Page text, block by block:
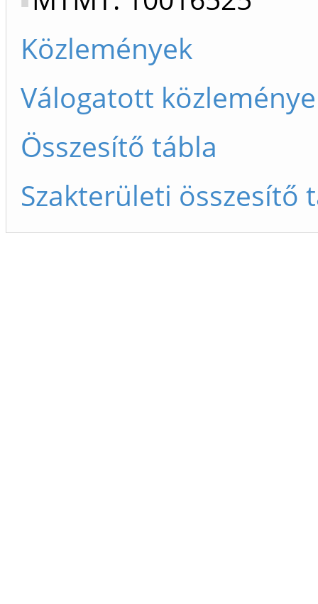
Közlemények
Válogatott
Összesítő tábla
Szakterületi összesítő